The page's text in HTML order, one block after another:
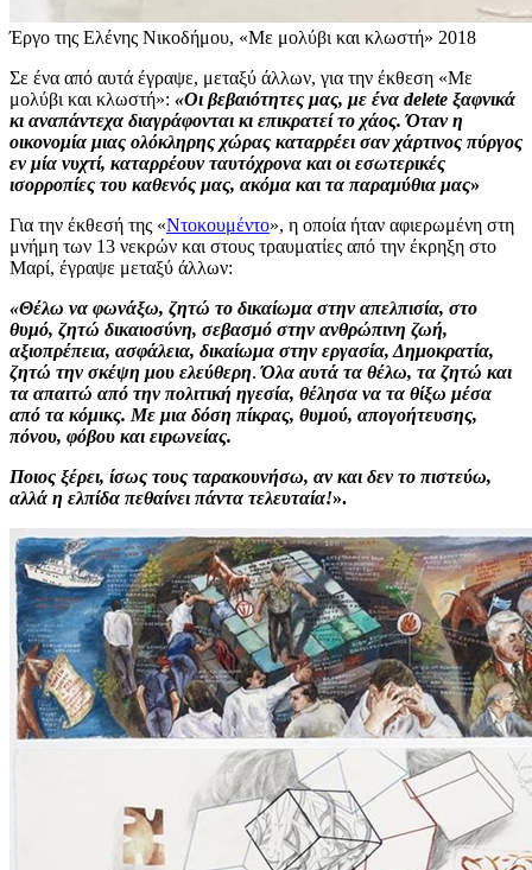
Έργο της Ελένης Νικοδήμου, «Με μολύβι και κλωστή» 2018
Σε ένα από αυτά έγραψε, μεταξύ άλλων, για την έκθεση «Με
μολύβι και κλωστή»: «Οι βεβαιότητες μας, με ένα delete ξαφνικά
κι αναπάντεχα διαγράφονται κι επικρατεί το χάος. Όταν η
οικονομία μιας ολόκληρης χώρας καταρρέει σαν χάρτινος πύργος
εν μία νυχτί, καταρρέουν ταυτόχρονα και οι εσωτερικές
ισορροπίες του καθενός μας, ακόμα και τα παραμύθια μας»
Για την έκθεσή της «Ντοκουμέντο», η οποία ήταν αφιερωμένη στη
μνήμη των 13 νεκρών και στους τραυματίες από την έκρηξη στο
Μαρί, έγραψε μεταξύ άλλων:
«Θέλω να φωνάξω, ζητώ το δικαίωμα στην απελπισία, στο
θυμό, ζητώ δικαιοσύνη, σεβασμό στην ανθρώπινη ζωή,
αξιοπρέπεια, ασφάλεια, δικαίωμα στην εργασία, Δημοκρατία,
ζητώ την σκέψη μου ελεύθερη.Όλα αυτά τα θέλω, τα ζητώ και
τα απαιτώ από την πολιτική ηγεσία, θέλησα να τα θίξω μέσα
από τα κόμικς. Με μια δόση πίκρας, θυμού, απογοήτευσης,
πόνου, φόβου και ειρωνείας.
Ποιος ξέρει, ίσως τους ταρακουνήσω, αν και δεν το πιστεύω,
αλλά η ελπίδα πεθαίνει πάντα τελευταία!».